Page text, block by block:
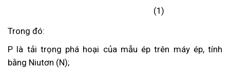
(1)
Trong đó:
P là tải trọng phá hoại của mẫu ép trên máy ép, tính
bằng Niutơn (N);